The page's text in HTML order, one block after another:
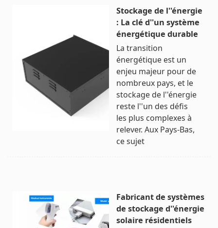
Stockage de l''énergie
: La clé d''un système
énergétique durable
La transition
énergétique est un
enjeu majeur pour de
nombreux pays, et le
stockage de l''énergie
reste l''un des défis
les plus complexes à
relever. Aux Pays-Bas,
ce sujet
Fabricant de systèmes
de stockage d''énergie
solaire résidentiels